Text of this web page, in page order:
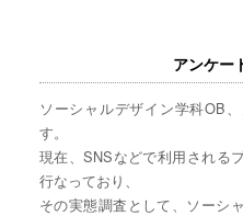
アンケー
ソーシャルデザイン学科OB
す。
現在、SNSなどで利用される
行なっており、
その実態調査として、ソーシ